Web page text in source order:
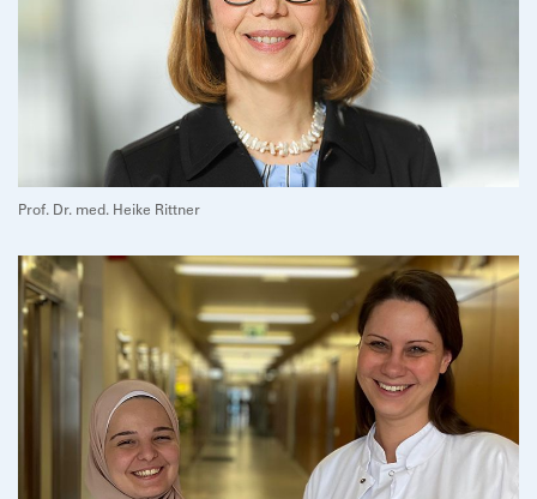
Prof. Dr. med. Heike Rittner